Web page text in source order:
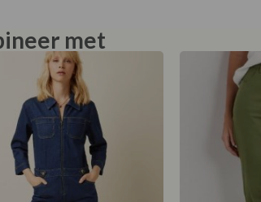
met